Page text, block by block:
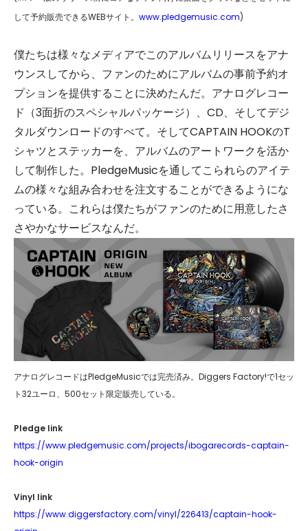
して予約販売できるWEBサイト。 www.pledgemusic.com)
僕たちは様々なメディアでこのアルバムリリースをアナ
ウンスしてから、ファンのためにアルバムの事前予約オ
プションを提供することに決めたんだ。アナログレコー
ド（3面折のスペシャルパッケージ）、CD、そしてデジ
タルダウンロードのすべて。そしてCAPTAIN HOOKのT
シャツとステッカーを、アルバムのアートワークを活か
して制作した。PledgeMusicを通してこられらのアイテ
ムの様々な組み合わせを注文することができるようにな
っている。これらは僕たちがファンのために用意したさ
さやかなサービスなんだ。
アナログレコードはPledgeMusicでは完売済み。Diggers Factory!で1セッ
ト32ユーロ、500セット限定販売している。
Pledge link
https://www.pledgemusic.com/projects/ibogarecords-captain-
hook-origin
Vinyl link
https://www.diggersfactory.com/vinyl/226413/captain-hook-